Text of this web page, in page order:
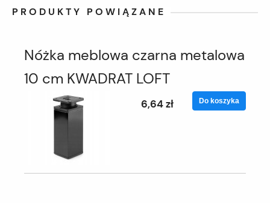
PRODUKTY POWIĄZANE
Nóżka meblowa czarna metalowa
10 cm KWADRAT LOFT
6,64 zł Do koszyka